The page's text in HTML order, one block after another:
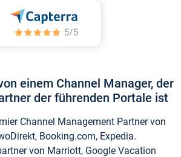
einem Channel Manager, der
der führenden Portale ist
Channel Management Partner von
Booking.com, Expedia.
von Marriott, Google Vacation